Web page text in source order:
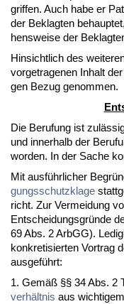
grif­fen. Auch ha­be er
der Be­klag­ten
hens­wei­se der
Hin­sicht­lich des
vor­ge­tra­ge­nen In­halt
gen Be­zug ge­nom­men.
Die Be­ru­fung ist
und in­ner­halb der
wor­den. In der Sa­che
Mit ausführ­li­cher
gungs­schutz­kla­ge
richt. Zur Ver­mei­dung
Ent­schei­dungs­gründe
69 Abs. 2 ArbGG).
kon­kre­ti­sier­ten Vor­trag
aus­geführt:
1. Gemäß §§ 34 Abs. 2
verhält­nis aus